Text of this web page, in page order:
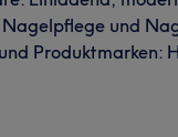
Nagelpflege und
Produktmarken: